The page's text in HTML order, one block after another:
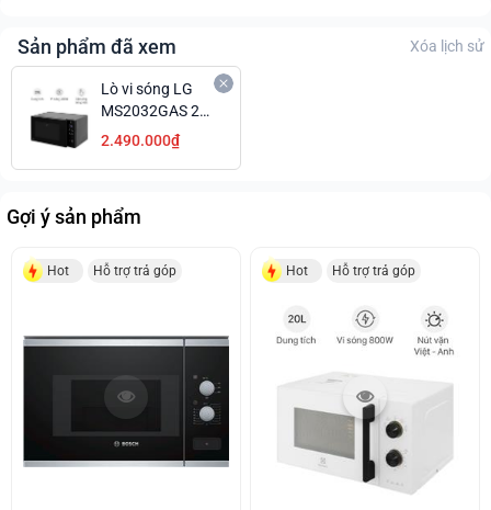
Sản phẩm đã xem Xóa lịch sử
Lò vi sóng LG
MS2032GAS 20
lít
2.490.000₫
Gợi ý sản phẩm
Hot Hỗ trợ trả góp Hot Hỗ trợ trả góp